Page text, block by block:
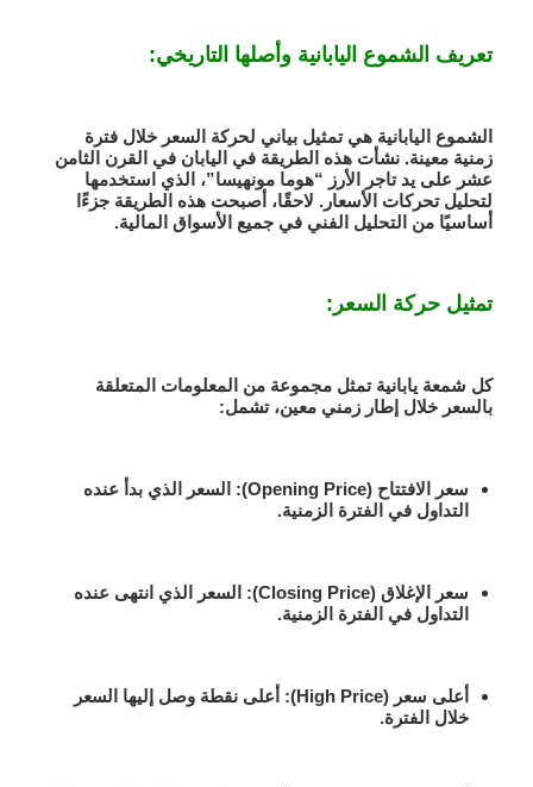
تعريف الشموع اليابانية وأصلها التاريخي:
الشموع اليابانية هي تمثيل بياني لحركة السعر خلال فترة
زمنية معينة. نشأت هذه الطريقة في اليابان في القرن الثامن
عشر على يد تاجر الأرز “هوما مونهيسا”، الذي استخدمها
لتحليل تحركات الأسعار. لاحقًا، أصبحت هذه الطريقة جزءًا
أساسيًا من التحليل الفني في جميع الأسواق المالية.
تمثيل حركة السعر:
كل شمعة يابانية تمثل مجموعة من المعلومات المتعلقة
بالسعر خلال إطار زمني معين، تشمل:
سعر الافتتاح
(Opening Price): السعر الذي بدأ عنده
التداول في الفترة الزمنية.
سعر الإغلاق
(Closing Price): السعر الذي انتهى عنده
التداول في الفترة الزمنية.
أعلى سعر
(High Price): أعلى نقطة وصل إليها السعر
خلال الفترة.